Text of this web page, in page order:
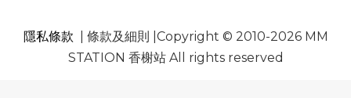
隱私條款
| 條款及細則 |Copyright © 2010-2026 MM
STATION 香榭站 All rights reserved